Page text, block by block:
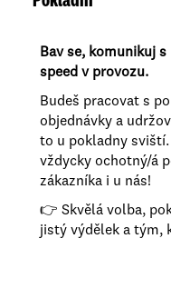
Bav se, komunikuj
speed v provozu.
Budeš pracovat s
objednávky a
to u pokladny
vždycky ochotný/á
zákazníka i u nás!
👉 Skvělá volba,
jistý výdělek a tým,